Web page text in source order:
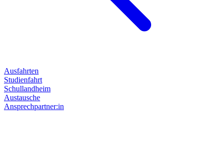
Ausfahrten
Studienfahrt
Schullandheim
Austausche
Ansprechpartner:in